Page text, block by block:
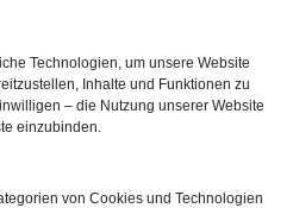
Technologien, um unsere Website
Inhalte und Funktionen zu
– die Nutzung unserer Website
einzubinden.
von Cookies und Technologien